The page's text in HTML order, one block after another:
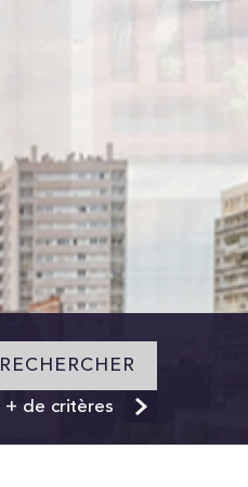
RECHERCHER
+ de critères